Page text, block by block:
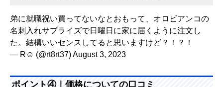
弟に就職祝い買ってないなとおもって、オロビアンコの
名刺入れサプライズで日曜日に家に届くように注文し
た。結構いいセンスしてると思いますけど？！？！
— R☺︎ (@rt8rt37)August 3, 2023
ポイント④｜価格についての口コミ